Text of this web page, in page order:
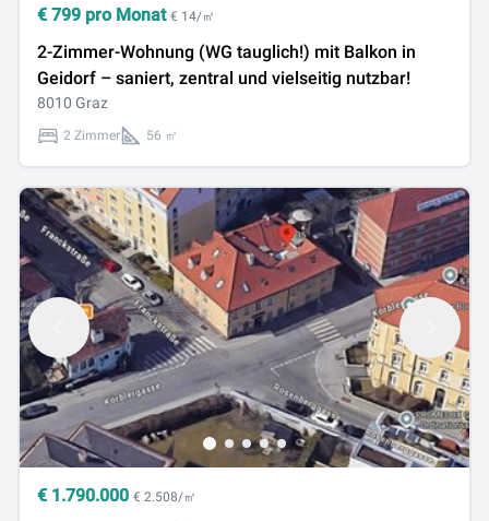
€ 799 pro Monat € 14/㎡
2-Zimmer-Wohnung (WG tauglich!) mit Balkon in
Geidorf – saniert, zentral und vielseitig nutzbar!
8010 Graz
2 Zimmer 56 ㎡
€ 1.790.000 € 2.508/㎡